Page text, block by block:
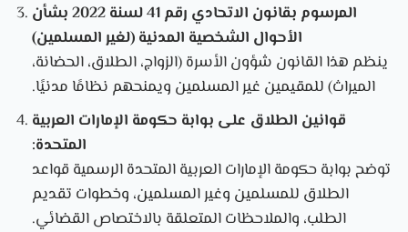
المرسوم بقانون الاتحادي رقم 41 لسنة 2022 بشأن
الأحوال الشخصية المدنية (لغير المسلمين)
ينظم هذا القانون شؤون الأسرة (الزواج، الطلاق، الحضانة،
الميراث) للمقيمين غير المسلمين ويمنحهم نظامًا مدنيًا.
قوانين الطلاق على بوابة حكومة الإمارات العربية
المتحدة:
توضح بوابة حكومة الإمارات العربية المتحدة الرسمية قواعد
الطلاق للمسلمين وغير المسلمين، وخطوات تقديم
الطلب، والملاحظات المتعلقة بالاختصاص القضائي.